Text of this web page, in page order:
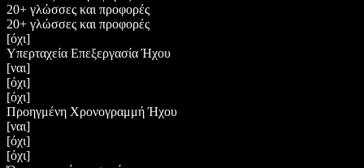
20+ γλώσσες και προφορές
20+ γλώσσες και προφορές
[όχι]
Υπερταχεία Επεξεργασία Ήχου
[ναι]
[όχι]
[όχι]
Προηγμένη Χρονογραμμή Ήχου
[ναι]
[όχι]
[όχι]